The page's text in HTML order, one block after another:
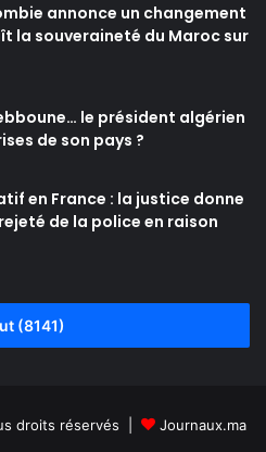
annonce un changement
la souveraineté du Maroc sur
le président algérien
de son pays ?
en France : la justice donne
de la police en raison
(8141)
droits réservés | Journaux.ma